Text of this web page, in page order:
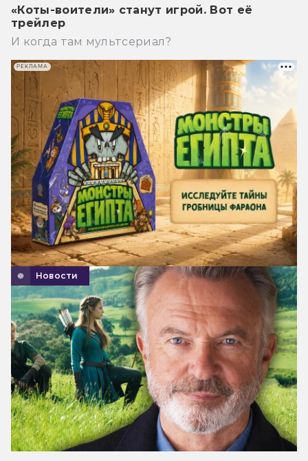
«Коты-воители» станут игрой. Вот её
трейлер
И когда там мультсериал?
Новости
РЕКЛАМА